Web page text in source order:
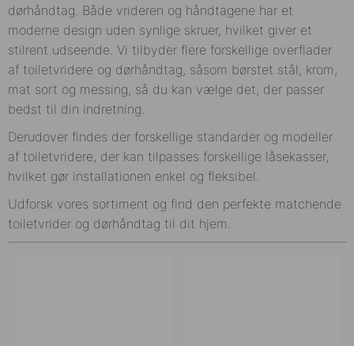
dørhåndtag. Både vrideren og håndtagene har et
moderne design uden synlige skruer, hvilket giver et
stilrent udseende. Vi tilbyder flere forskellige overflader
af toiletvridere og dørhåndtag, såsom børstet stål, krom,
mat sort og messing, så du kan vælge det, der passer
bedst til din indretning.
Derudover findes der forskellige standarder og modeller
af toiletvridere, der kan tilpasses forskellige låsekasser,
hvilket gør installationen enkel og fleksibel.
Udforsk vores sortiment og find den perfekte matchende
toiletvrider og dørhåndtag til dit hjem.